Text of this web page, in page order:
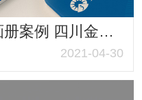
艺术铝单板设计生产画册案例 四川金点路铝业有限公司画册策划与设计制作
2021-04-30